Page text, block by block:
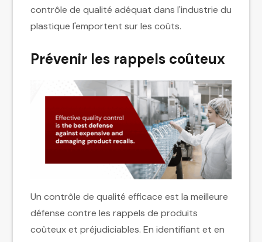
contrôle de qualité adéquat dans l'industrie du
plastique l'emportent sur les coûts.
Prévenir les rappels coûteux
Un contrôle de qualité efficace est la meilleure
défense contre les rappels de produits
coûteux et préjudiciables. En identifiant et en